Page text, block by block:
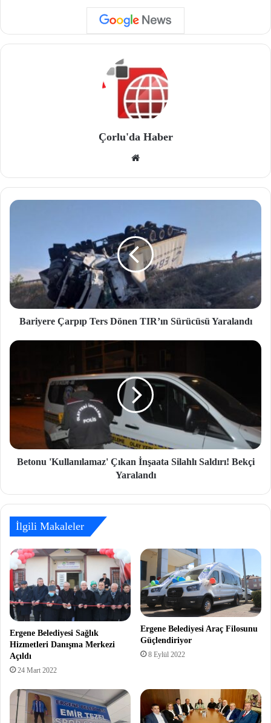
Çorlu'da Haber
site
si
Bariyere Çarpıp Ters Dönen TIR’ın Sürücüsü Yaralandı
Betonu 'Kullanılamaz' Çıkan İnşaata Silahlı Saldırı! Bekçi
Yaralandı
İlgili Makaleler
Ergene Belediyesi Sağlık
Hizmetleri Danışma Merkezi
Açıldı
24 Mart 2022
Ergene Belediyesi Araç Filosunu
Güçlendiriyor
8 Eylül 2022